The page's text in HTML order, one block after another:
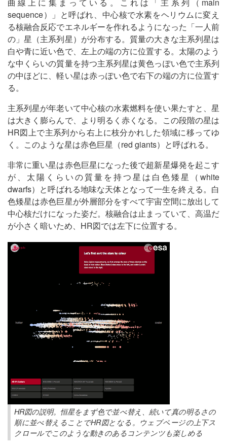
曲線上に集まっている。これは「主系列（main
sequence）」と呼ばれ、中心核で水素をヘリウムに変え
る核融合反応でエネルギーを作れるようになった「一人前
の」星（主系列星）が分布する。質量の大きな主系列星は
白や青に近い色で、左上の端の方に位置する。太陽のよう
な中くらいの質量を持つ主系列星は黄色っぽい色で主系列
の中ほどに、軽い星は赤っぽい色で右下の端の方に位置す
る。
主系列星が年老いて中心核の水素燃料を使い果たすと、星
は大きく膨らんで、より明るく赤くなる。この段階の星は
HR図上で主系列から右上に枝分かれした領域に移ってゆ
く。このような星は赤色巨星（red giants）と呼ばれる。
非常に重い星は赤色巨星になった後で超新星爆発を起こす
が、太陽くらいの質量を持つ星は白色矮星（white
dwarfs）と呼ばれる地味な天体となって一生を終える。白
色矮星は赤色巨星が外層部分をすべて宇宙空間に放出して
中心核だけになった姿だ。核融合は止まっていて、高温だ
が小さく暗いため、HR図では左下に位置する。
HR図の説明。恒星をまず色で並べ替え、続いて真の明るさの
順に並べ替えることでHR図となる。ウェブページの上下ス
クロールでこのような動きのあるコンテンツも楽しめる